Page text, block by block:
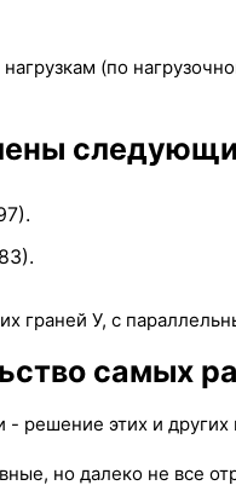
(по
граней У, с
самых
решение этих и
но далеко не все